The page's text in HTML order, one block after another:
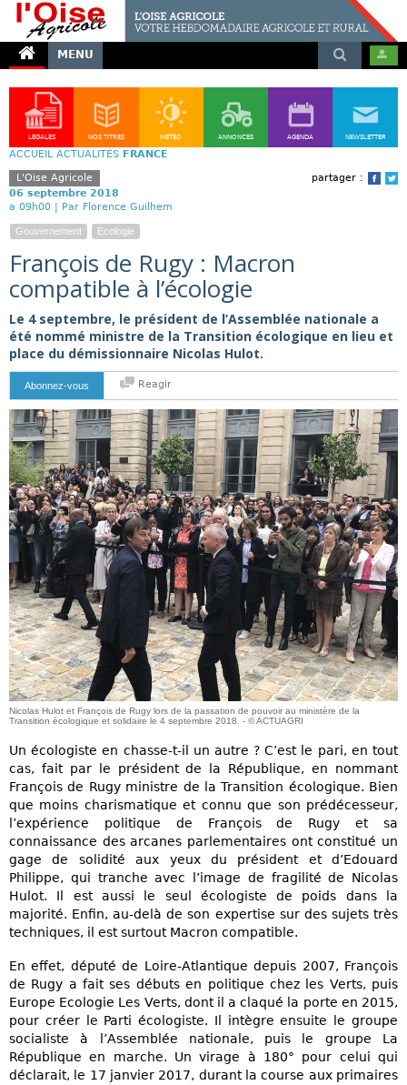
MENU
LÉGALES NOS TITRES MÉTÉO ANNONCES AGENDA NEWSLETTER
ACCUEIL ACTUALITÉS FRANCE
partager :
L'Oise Agricole
06 septembre 2018
a 09h00 | Par Florence Guilhem
Gouvernement Ecologie
François de Rugy : Macron
compatible à l’écologie
Le 4 septembre, le président de l’Assemblée nationale a
été nommé ministre de la Transition écologique en lieu et
place du démissionnaire Nicolas Hulot.
Abonnez-vous Reagir
Nicolas Hulot et François de Rugy lors de la passation de pouvoir au ministère de la
Transition écologique et solidaire le 4 septembre 2018. - © ACTUAGRI
Un écologiste en chasse-t-il un autre ? C’est le pari, en tout
cas, fait par le président de la République, en nommant
François de Rugy ministre de la Transition écologique. Bien
que moins charismatique et connu que son prédécesseur,
l’expérience politique de François de Rugy et sa
connaissance des arcanes parlementaires ont constitué un
gage de solidité aux yeux du président et d’Edouard
Philippe, qui tranche avec l’image de fragilité de Nicolas
Hulot. Il est aussi le seul écologiste de poids dans la
majorité. Enfin, au-delà de son expertise sur des sujets très
techniques, il est surtout Macron compatible.
En effet, député de Loire-Atlantique depuis 2007, François
de Rugy a fait ses débuts en politique chez les Verts, puis
Europe Ecologie Les Verts, dont il a claqué la porte en 2015,
pour créer le Parti écologiste. Il intègre ensuite le groupe
socialiste à l’Assemblée nationale, puis le groupe La
République en marche. Un virage à 180° pour celui qui
déclarait, le 17 janvier 2017, durant la course aux primaires